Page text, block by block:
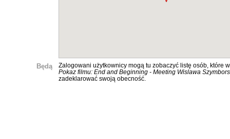
Będą
Zalogowani użytkownicy mogą tu zobaczyć listę osób, które
Pokaz filmu: End and Beginning - Meeting Wislawa
zadeklarować swoją obecność.